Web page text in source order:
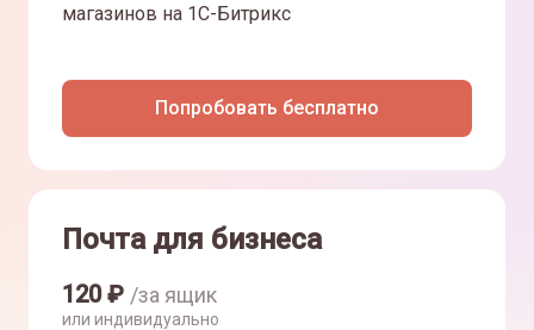
магазинов на 1С-Битрикс
Попробовать бесплатно
Почта для бизнеса
120₽ /за ящик
или индивидуально